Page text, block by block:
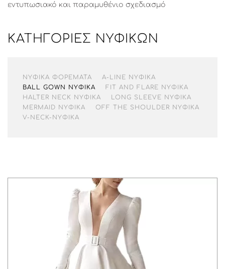
εντυπωσιακό και παραμυθένιο σχεδιασμό
ΚΑΤΗΓΟΡΊΕΣ ΝΥΦΙΚΏΝ
ΝΥΦΙΚΆ ΦΟΡΈΜΑΤΑ
A-LINE ΝΥΦΙΚΆ
BALL GOWN ΝΥΦΙΚΆ
FIT AND FLARE ΝΥΦΙΚΆ
HALTER NECK ΝΥΦΙΚΆ
LONG SLEEVE ΝΥΦΙΚΆ
MERMAID ΝΥΦΙΚΆ
OFF THE SHOULDER ΝΥΦΙΚΆ
V-NECK-ΝΥΦΙΚΆ